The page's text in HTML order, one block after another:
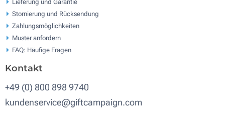
Stornierung und Rücksendung
Zahlungsmöglichkeiten
Muster anfordern
FAQ: Häufige Fragen
Kontakt
+49 (0) 800 898 9740
kundenservice@giftcampaign.com